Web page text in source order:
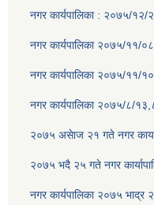
नगर कार्यपालिका : २०७५/
नगर कार्यपालिका २०७५/११/
नगर कार्यपालिका २०७५/११/
नगर कार्यपालिका २०७५/८/
२०७५ असेाज २१ गते नगर
२०७५ भदै २५ गते नगर
नगर कार्यपालिका २०७५